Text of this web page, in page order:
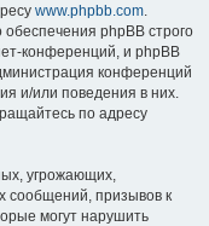
www.phpbb.com.
phpBB строго
конференций, и phpBB
конференций
и/или поведения в них.
по адресу
угрожающих,
сообщений, призывов к
могут нарушить